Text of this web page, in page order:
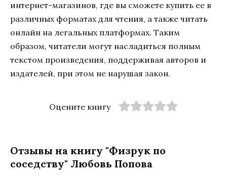
интернет-магазинов, где вы сможете купить ее в
различных форматах для чтения, а также читать
онлайн на легальных платформах. Таким
образом, читатели могут насладиться полным
текстом произведения, поддерживая авторов и
издателей, при этом не нарушая закон.
Оцените книгу
Отзывы на книгу "Физрук по
соседству" Любовь Попова